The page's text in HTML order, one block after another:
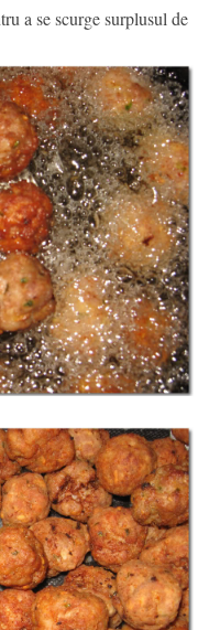
a se scurge surplusul de